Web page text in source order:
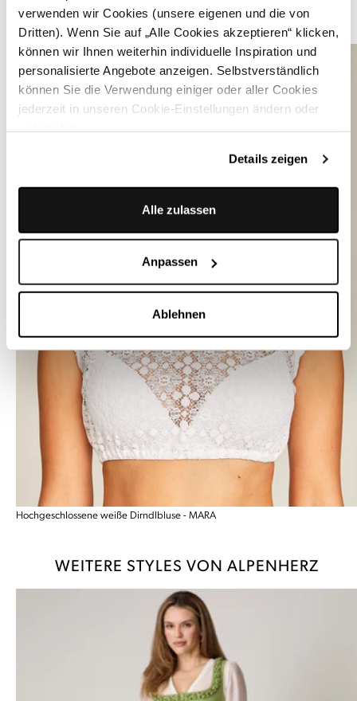
verwenden wir Cookies (unsere eigenen und die von
Dritten). Wenn Sie auf „Alle Cookies akzeptieren“ klicken,
können wir Ihnen weiterhin individuelle Inspiration und
personalisierte Angebote anzeigen. Selbstverständlich
können Sie die Verwendung einiger oder aller Cookies
jederzeit in unseren Cookie-Einstellungen ändern oder
Details zeigen
Alle zulassen
Anpassen
Ablehnen
ÄHNLICHE STYLES
Hochgeschlossene weiße Dirndlbluse - MARA
WEITERE STYLES VON ALPENHERZ